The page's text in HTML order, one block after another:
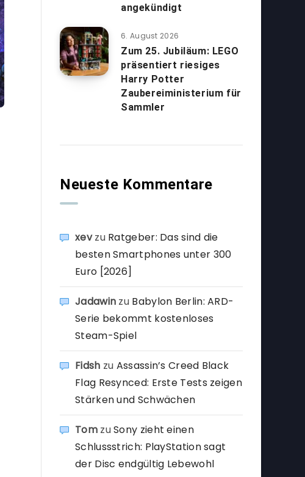
angekündigt
6. August 2026
Zum 25. Jubiläum: LEGO
präsentiert riesiges
Harry Potter
Zaubereiministerium für
Sammler
Neueste Kommentare
xevzu Ratgeber: Das sind die
besten Smartphones unter 300
Euro [2026]
Jadawin zu Babylon Berlin: ARD-
Serie bekommt kostenloses
Steam-Spiel
Fidsh zu Assassin’s Creed Black
Flag Resynced: Erste Tests zeigen
Stärken und Schwächen
TomzuSony zieht einen
Schlussstrich: PlayStation sagt
der Disc endgültig Lebewohl